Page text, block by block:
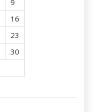
16
23
30